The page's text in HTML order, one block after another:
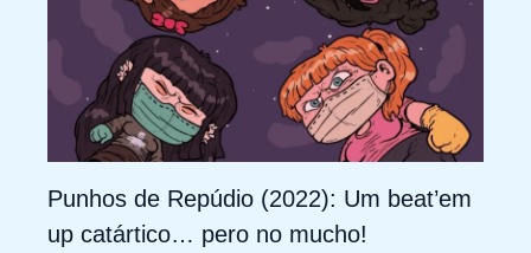
Punhos de Repúdio (2022): Um beat’em
up catártico… pero no mucho!